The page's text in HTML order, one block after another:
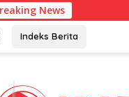
News
Indeks Berita